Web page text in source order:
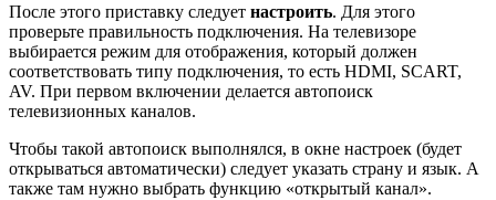
После этого приставку следует настроить. Для этого
проверьте правильность подключения. На телевизоре
выбирается режим для отображения, который должен
соответствовать типу подключения, то есть HDMI, SCART,
AV. При первом включении делается автопоиск
телевизионных каналов.
Чтобы такой автопоиск выполнялся, в окне настроек (будет
открываться автоматически) следует указать страну и язык. А
также там нужно выбрать функцию «открытый канал».